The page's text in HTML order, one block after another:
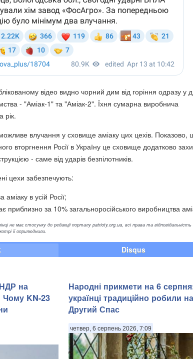
відео видно чорний дим від горіння одразу у
- "Аміак-1" та "Аміак-2". Їхня сумарна виробнича
рік.
влучання у сховище аміаку цих цехів. Показово,
вторгнення Росії в Україну це сховище додатково
- саме від ударів безпілотників.
цехи забезпечують:
в усій Росії;
приблизно за 10% загальноросійського виробництва
не має стосунку до редакції порталу patrioty.org.ua, всі права та відповідальність
її оприлюднили.
Disqus
на
Чому KN-23
Народні прикмети на 6
українці традиційно робили на
Другий Спас
четвер, 6 серпень 2026, 7:09